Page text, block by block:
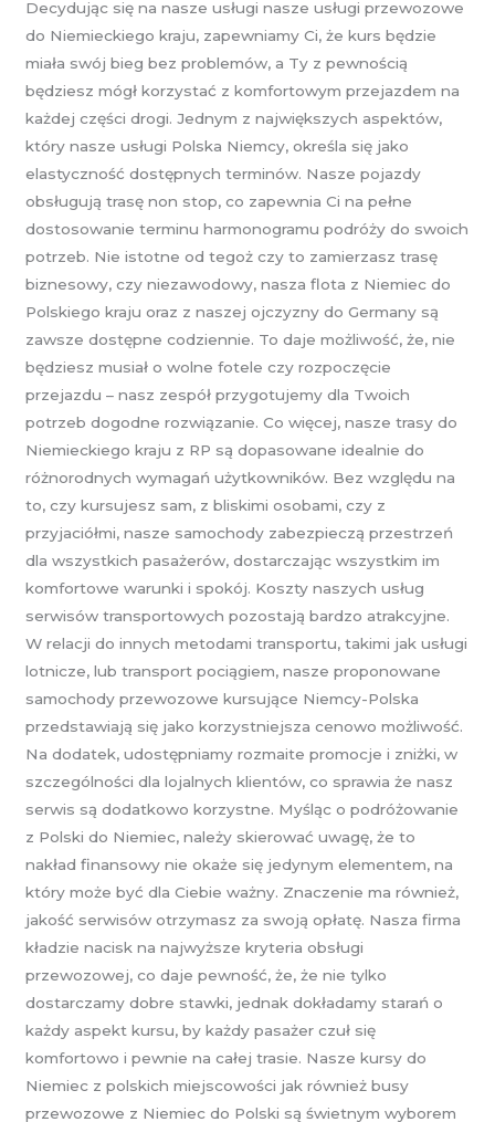
Decydując się na nasze usługi nasze usługi przewozowe
do Niemieckiego kraju, zapewniamy Ci, że kurs będzie
miała swój bieg bez problemów, a Ty z pewnością
będziesz mógł korzystać z komfortowym przejazdem na
każdej części drogi. Jednym z największych aspektów,
który nasze usługi Polska Niemcy, określa się jako
elastyczność dostępnych terminów. Nasze pojazdy
obsługują trasę non stop, co zapewnia Ci na pełne
dostosowanie terminu harmonogramu podróży do swoich
potrzeb. Nie istotne od tegoż czy to zamierzasz trasę
biznesowy, czy niezawodowy, nasza flota z Niemiec do
Polskiego kraju oraz z naszej ojczyzny do Germany są
zawsze dostępne codziennie. To daje możliwość, że, nie
będziesz musiał o wolne fotele czy rozpoczęcie
przejazdu – nasz zespół przygotujemy dla Twoich
potrzeb dogodne rozwiązanie. Co więcej, nasze trasy do
Niemieckiego kraju z RP są dopasowane idealnie do
różnorodnych wymagań użytkowników. Bez względu na
to, czy kursujesz sam, z bliskimi osobami, czy z
przyjaciółmi, nasze samochody zabezpieczą przestrzeń
dla wszystkich pasażerów, dostarczając wszystkim im
komfortowe warunki i spokój. Koszty naszych usług
serwisów transportowych pozostają bardzo atrakcyjne.
W relacji do innych metodami transportu, takimi jak usługi
lotnicze, lub transport pociągiem, nasze proponowane
samochody przewozowe kursujące Niemcy-Polska
przedstawiają się jako korzystniejsza cenowo możliwość.
Na dodatek, udostępniamy rozmaite promocje i zniżki, w
szczególności dla lojalnych klientów, co sprawia że nasz
serwis są dodatkowo korzystne. Myśląc o podróżowanie
z Polski do Niemiec, należy skierować uwagę, że to
nakład finansowy nie okaże się jedynym elementem, na
który może być dla Ciebie ważny. Znaczenie ma również,
jakość serwisów otrzymasz za swoją opłatę. Nasza firma
kładzie nacisk na najwyższe kryteria obsługi
przewozowej, co daje pewność, że, że nie tylko
dostarczamy dobre stawki, jednak dokładamy starań o
każdy aspekt kursu, by każdy pasażer czuł się
komfortowo i pewnie na całej trasie. Nasze kursy do
Niemiec z polskich miejscowości jak również busy
przewozowe z Niemiec do Polski są świetnym wyborem